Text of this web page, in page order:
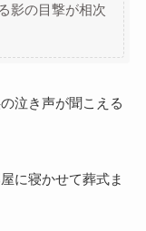
影の目撃が相次
泣き声が聞こえる
に寝かせて葬式ま